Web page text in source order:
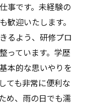
事です。未経験の
迎いたします。
るよう、研修プロ
っています。学歴
本的な思いやりを
ても非常に便利な
め、雨の日でも濡